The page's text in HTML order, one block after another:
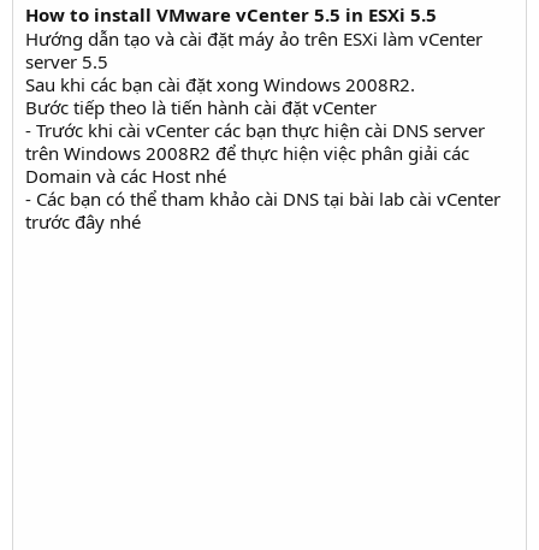
How to install VMware vCenter 5.5 in ESXi 5.5
Hướng dẫn tạo và cài đặt máy ảo trên ESXi làm vCenter
server 5.5
Sau khi các bạn cài đặt xong Windows 2008R2.
Bước tiếp theo là tiến hành cài đặt vCenter
- Trước khi cài vCenter các bạn thực hiện cài DNS server
trên Windows 2008R2 để thực hiện việc phân giải các
Domain và các Host nhé
- Các bạn có thể tham khảo cài DNS tại bài lab cài vCenter
trước đây nhé